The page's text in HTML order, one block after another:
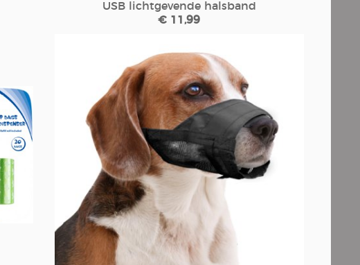
USB lichtgevende halsband
€ 11,99